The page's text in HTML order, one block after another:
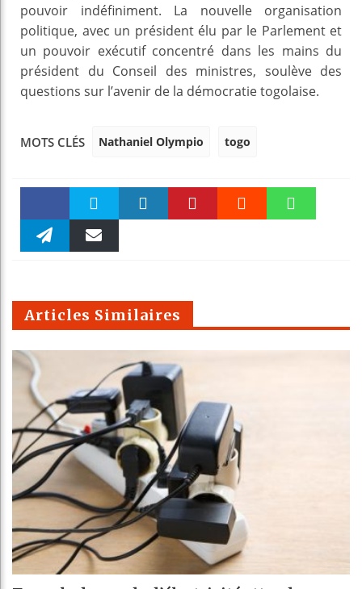
pouvoir indéfiniment. La nouvelle organisation
politique, avec un président élu par le Parlement et
un pouvoir exécutif concentré dans les mains du
président du Conseil des ministres, soulève des
questions sur l’avenir de la démocratie togolaise.
MOTS CLÉS Nathaniel Olympio togo
Faceboo Twitter
m
Articles Similaires